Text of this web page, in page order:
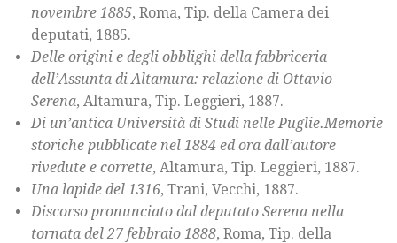
novembre 1885, Roma, Tip. della Camera dei
deputati, 1885.
Delle origini e degli obblighi della fabbriceria
dell’Assunta di Altamura: relazione di Ottavio
Serena, Altamura, Tip. Leggieri, 1887.
Di un’antica Università di Studi nelle Puglie.Memorie
storiche pubblicate nel 1884 ed ora dall’autore
rivedute e corrette, Altamura, Tip. Leggieri, 1887.
Una lapide del 1316, Trani, Vecchi, 1887.
Discorso pronunciato dal deputato Serena nella
tornata del 27 febbraio 1888, Roma, Tip. della